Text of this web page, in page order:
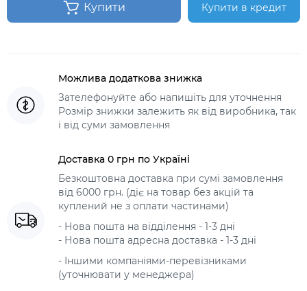
Купити Купити в кредит
Можлива додаткова знижка
Зателефонуйте або напишіть для уточнення
Розмір знижки залежить як від виробника, так
і від суми замовлення
Доставка 0 грн по Україні
Безкоштовна доставка при сумі замовлення
від 6000 грн. (діє на товар без акцій та
куплений не з оплати частинами)
- Нова пошта на відділення - 1-3 дні
- Нова пошта адресна доставка - 1-3 дні
- Іншими компаніями-перевізниками
(уточнювати у менеджера)